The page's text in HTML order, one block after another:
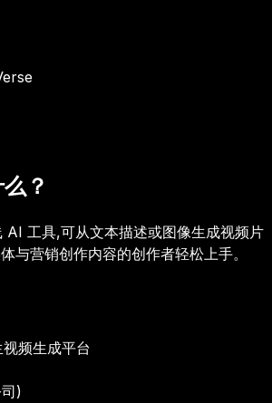
？
AI 工具,可从文本描述或图像生成视频片
与营销创作内容的创作者轻松上手。
频生成平台
)